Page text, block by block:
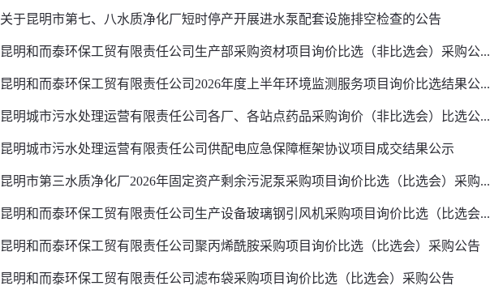
关于昆明市第七、八水质净化厂短时停产开展进水泵配套设施排空检查的公告
昆明和而泰环保工贸有限责任公司生产部采购资材项目询价比选（非比选会）采购公...
昆明和而泰环保工贸有限责任公司2026年度上半年环境监测服务项目询价比选结果公...
昆明城市污水处理运营有限责任公司各厂、各站点药品采购询价（非比选会）比选公...
昆明城市污水处理运营有限责任公司供配电应急保障框架协议项目成交结果公示
昆明市第三水质净化厂2026年固定资产剩余污泥泵采购项目询价比选（比选会）采购...
昆明和而泰环保工贸有限责任公司生产设备玻璃钢引风机采购项目询价比选（比选会...
昆明和而泰环保工贸有限责任公司聚丙烯酰胺采购项目询价比选（比选会）采购公告
昆明和而泰环保工贸有限责任公司滤布袋采购项目询价比选（比选会）采购公告